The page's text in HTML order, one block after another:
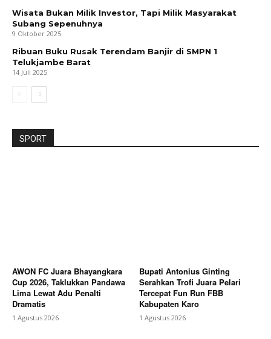
Wisata Bukan Milik Investor, Tapi Milik Masyarakat
Subang Sepenuhnya
9 Oktober 2025
Ribuan Buku Rusak Terendam Banjir di SMPN 1
Telukjambe Barat
14 Juli 2025
SPORT
AWON FC Juara Bhayangkara
Cup 2026, Taklukkan Pandawa
Lima Lewat Adu Penalti
Dramatis
1 Agustus 2026
Bupati Antonius Ginting
Serahkan Trofi Juara Pelari
Tercepat Fun Run FBB
Kabupaten Karo
1 Agustus 2026